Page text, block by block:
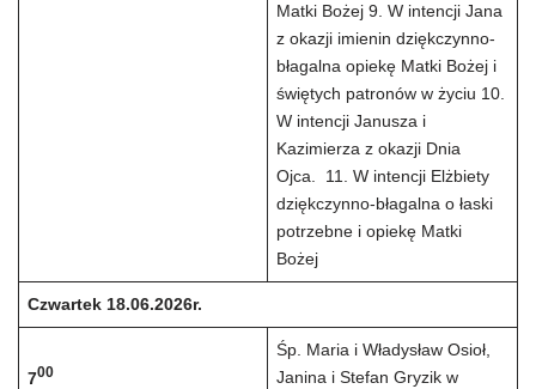
Matki Bożej 9. W intencji Jana
z okazji imienin dziękczynno-
błagalna opiekę Matki Bożej i
świętych patronów w życiu 10.
W intencji Janusza i
Kazimierza z okazji Dnia
Ojca. 11. W intencji Elżbiety
dziękczynno-błagalna o łaski
potrzebne i opiekę Matki
Bożej
Czwartek 18.06.2026r.
700
Śp. Maria i Władysław Osioł,
Janina i Stefan Gryzik w